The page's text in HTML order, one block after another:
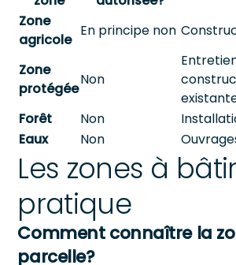
Zone
agricole
En principe non
Zone
protégée
Non
Forêt
Non
Eaux
Non
Les zones à
pratique
Comment connaître la
parcelle?